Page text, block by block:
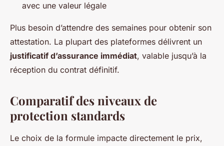
avec une valeur légale
Plus besoin d’attendre des semaines pour obtenir son
attestation. La plupart des plateformes délivrent un
justificatif d’assurance immédiat, valable jusqu’à la
réception du contrat définitif.
Comparatif des niveaux de
protection standards
Le choix de la formule impacte directement le prix,